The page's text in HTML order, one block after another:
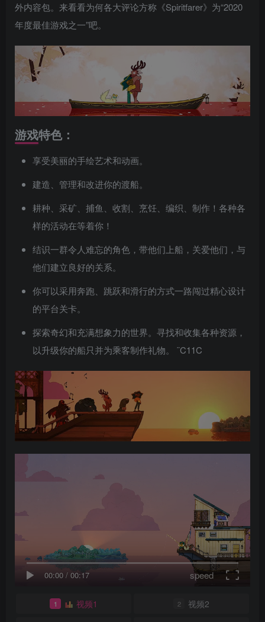
外内容包。来看看为何各大评论方称《Spiritfarer》为“2020
年度最佳游戏之一”吧。
游戏特色：
享受美丽的手绘艺术和动画。
建造、管理和改进你的渡船。
耕种、采矿、捕鱼、收割、烹饪、编织、制作！各种各
样的活动在等着你！
结识一群令人难忘的角色，带他们上船，关爱他们，与
他们建立良好的关系。
你可以采用奔跑、跳跃和滑行的方式一路闯过精心设计
的平台关卡。
探索奇幻和充满想象力的世界。寻找和收集各种资源，
以升级你的船只并为乘客制作礼物。 ¨C11C
00:00 / 00:17 speed
1 视频1 2
视频2